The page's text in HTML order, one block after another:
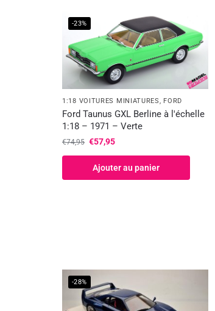
-23%
1:18 VOITURES MINIATURES, FORD
Ford Taunus GXL Berline à l'échelle
1:18 – 1971 – Verte
€74,95 €57,95
Ajouter au panier
-28%